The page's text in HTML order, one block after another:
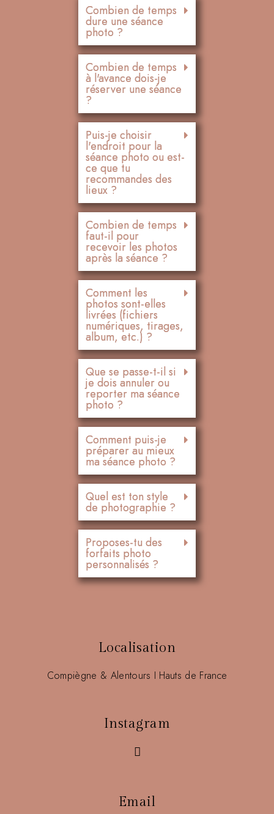
Combien de temps
dure une séance
photo ?
Combien de temps
à l'avance dois-je
réserver une séance
?
Puis-je choisir
l'endroit pour la
séance photo ou est-
ce que tu
recommandes des
lieux ?
Combien de temps
faut-il pour
recevoir les photos
après la séance ?
Comment les
photos sont-elles
livrées (fichiers
numériques, tirages,
album, etc.) ?
Que se passe-t-il si
je dois annuler ou
reporter ma séance
photo ?
Comment puis-je
préparer au mieux
ma séance photo ?
Quel est ton style
de photographie ?
Proposes-tu des
forfaits photo
personnalisés ?
Localisation
Compiègne & Alentours I Hauts de France
Instagram
Email